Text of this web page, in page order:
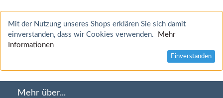
Mit der Nutzung unseres Shops erklären Sie sich damit
einverstanden, dass wir Cookies verwenden.
Mehr
Informationen
Einverstanden
Mehr über...